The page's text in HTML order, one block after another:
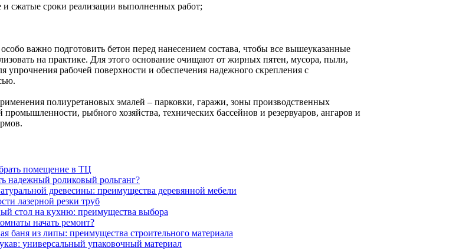
и сжатые сроки реализации выполненных работ;
важно подготовить бетон перед нанесением состава, чтобы все вышеуказанные
на практике. Для этого основание очищают от жирных пятен, мусора, пыли,
упрочнения рабочей поверхности и обеспечения надежного скрепления с
полиуретановых эмалей – парковки, гаражи, зоны производственных
рыбного хозяйства, технических бассейнов и резервуаров, ангаров и
помещение в ТЦ
надежный роликовый рольганг?
древесины: преимущества деревянной мебели
лазерной резки труб
стол на кухню: преимущества выбора
начать ремонт?
баня из липы: преимущества строительного материала
универсальный упаковочный материал